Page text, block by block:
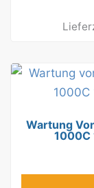
Wartung
1000C